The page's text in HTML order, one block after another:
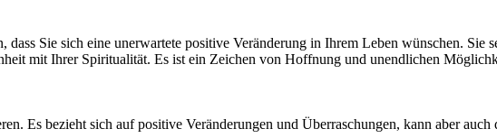
Sie sich eine unerwartete positive Veränderung in Ihrem Leben wünschen. Sie
mit Ihrer Spiritualität. Es ist ein Zeichen von Hoffnung und unendlichen
Es bezieht sich auf positive Veränderungen und Überraschungen, kann aber